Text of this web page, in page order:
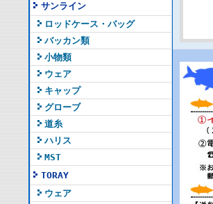
サンライン
ロッドケース・バッグ
バッカン類
小物類
ウェア
キャップ
グローブ
道糸
ハリス
MST
TORAY
ウェア